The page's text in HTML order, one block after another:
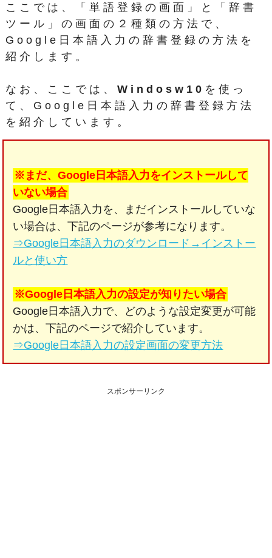
ここでは、「単語登録の画面」と「辞書
ツール」の画面の２種類の方法で、
Google日本語入力の辞書登録の方法を
紹介します。
なお、ここでは、Windosw10 を使っ
て、Google日本語入力の辞書登録方法
を紹介しています。
※まだ、Google日本語入力をインストールして
いない場合
Google日本語入力を、まだインストールしていな
い場合は、下記のページが参考になります。
⇒Google日本語入力のダウンロード→インストー
ルと使い方
※Google日本語入力の設定が知りたい場合
Google日本語入力で、どのような設定変更が可能
かは、下記のページで紹介しています。
⇒Google日本語入力の設定画面の変更方法
スポンサーリンク